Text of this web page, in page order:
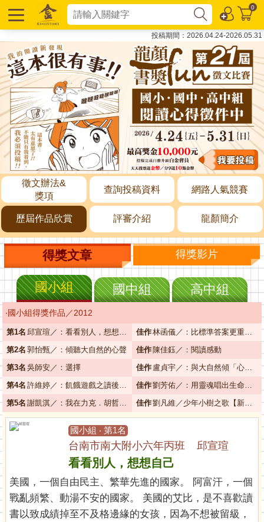
0
投稿期間：2026.04.24-2026.05.31
徵文辦法&
獎項
查詢投稿資料 網路人氣競賽
歷屆作品欣賞 評審介紹 龍顏簡介
得獎文章 得獎影片
國小組 國中組 高中組
‧國小組得獎作品／2012
第1名 邱宣瑄／：看看別人，想想自己
第2名 郭怡甄／：傾聽大自然的心聲
第3名 吳師安／：選擇
第4名 許維婷／：飢餓遊戲之讀後感想
第5名 謝凱淇／：我在力克．胡哲身上學到的事
佳作林函儀／：比標準答案更重要的事
佳作 陳佳鈺／：閱讀感動
佳作 盧貞宇／：與大自然傾「心」相談
佳作劉芳佑／：用靈魂唱出生命之歌
佳作劉凡維／少年小樹之歌【新版】：與自然一起幸福
國小組 ‧ 第1名
台南市南大附小六年丙班 邱宣瑄
看看別人，想想自己
美國，一個自由民主、繁華先進的國家。 阿富汗，一個
戰亂頻繁、動湯不安的國家。 美國的艾比，是不喜歡讀
書以致成績掉至不及格邊緣的女孩，因為不想被留級，